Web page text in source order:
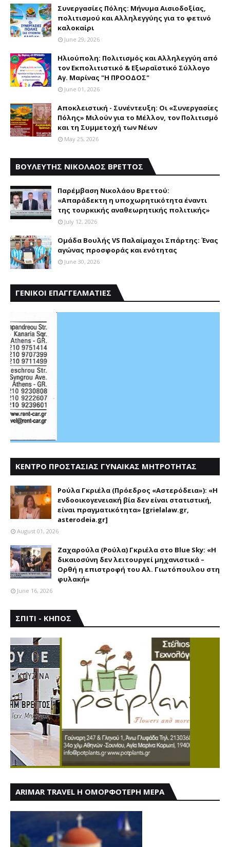
Συνεργασίες Πόλης: Mήνυμα Aισιοδοξίας,
πολιτισμού και Aλληλεγγύης για το φετινό
καλοκαίρι
June 29, 2026
Ηλιούπολη: Πολιτισμός και Aλληλεγγύη από
τον Εκπολιτιστικό & Εξωραϊστικό Σύλλογο
Αγ. Μαρίνας "Η ΠΡΟΟΔΟΣ"
June 01, 2026
Αποκλειστική - Συνέντευξη: Οι «Συνεργασίες
Πόλης» Μιλούν για το Μέλλον, τον Πολιτισμό
και τη Συμμετοχή των Νέων
May 25, 2026
ΒΟΥΛΕΥΤΗΣ ΝΙΚΟΛΑΟΣ ΒΡΕΤΤΟΣ
Παρέμβαση Nικολάου Bρεττού:
«Aπαράδεκτη η υποχωρητικότητα έναντι
της τουρκικής αναθεωρητικής πολιτικής»
July 12, 2026
Ομάδα Βουλής VS Παλαίμαχοι Σπάρτης: Ένας
αγώνας προσφοράς και ενότητας
June 30, 2026
ΓΕΝΙΚΟΙ ΕΠΑΓΓΕΛΜΑΤΙΕΣ
ΚΕΝΤΡΟ ΠΡΟΣΤΑΣΙΑΣ ΓΥΝΑΙΚΑΣ ΜΗΤΡΟΤΗΤΑΣ
Ρούλα Γκριέλα (Πρόεδρος «Αστερόδεια»): «Η
ενδοοικογενειακή βία δεν είναι στατιστική,
είναι πραγματικότητα» [grielalaw.gr,
asterodeia.gr]
August 01, 2026
Ζαχαρούλα (Ρούλα) Γκριέλα στο Blue Sky: «Η
δικαιοσύνη δεν λειτουργεί μηχανιστικά –
Ορθή η επιστροφή του Αλ. Γιωτόπουλου στη
φυλακή»
June 16, 2026
ΣΠΙΤΙ - ΚΗΠΟΣ
ARIMAR TRAVEL Η ΟΜΟΡΦΟΤΕΡΗ ΜΕΡΑ